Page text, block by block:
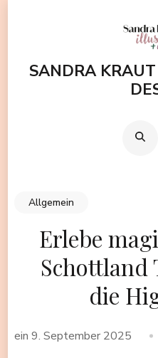
(EnterSANDRA
Allgemein
Erlebe
Schottland
die
ein 9. September 2025